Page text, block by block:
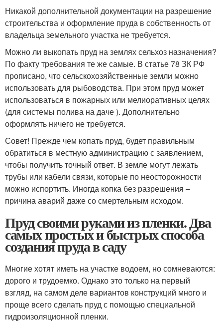
Никакой дополнительной документации на разрешение
строительства и оформление пруда в собственность от
владельца земельного участка не требуется.
Можно ли выкопать пруд на землях сельхоз назначения?
По факту требования те же самые. В статье 78 ЗК РФ
прописано, что сельскохозяйственные земли можно
использовать для рыбоводства. При этом пруд может
использоваться в пожарных или мелиоративных целях
(для системы полива на даче ). Дополнительно
оформлять ничего не требуется.
Совет! Прежде чем копать пруд, будет правильным
обратиться в местную администрацию с заявлением,
чтобы получить точный ответ. В земле могут лежать
трубы или кабели связи, которые по неосторожности
можно испортить. Иногда копка без разрешения –
причина аварий даже со смертельным исходом.
Пруд своими руками из пленки. Два
самых простых и быстрых способа
создания пруда в саду
Многие хотят иметь на участке водоем, но сомневаются:
дорого и трудоемко. Однако это только на первый
взгляд, на самом деле вариантов конструкций много и
проще всего сделать пруд с помощью специальной
гидроизоляционной пленки.